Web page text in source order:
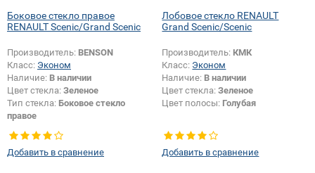
Боковое стекло правое
RENAULT Scenic/Grand Scenic
Производитель: BENSON
Класс: Эконом
Наличие: В наличии
Цвет стекла: Зеленое
Тип стекла: Боковое стекло
правое
Добавить в сравнение
Лобовое стекло RENAULT
Grand Scenic/Scenic
Производитель: КМК
Класс: Эконом
Наличие: В наличии
Цвет стекла:Зеленое
Цвет полосы: Голубая
Добавить в сравнение